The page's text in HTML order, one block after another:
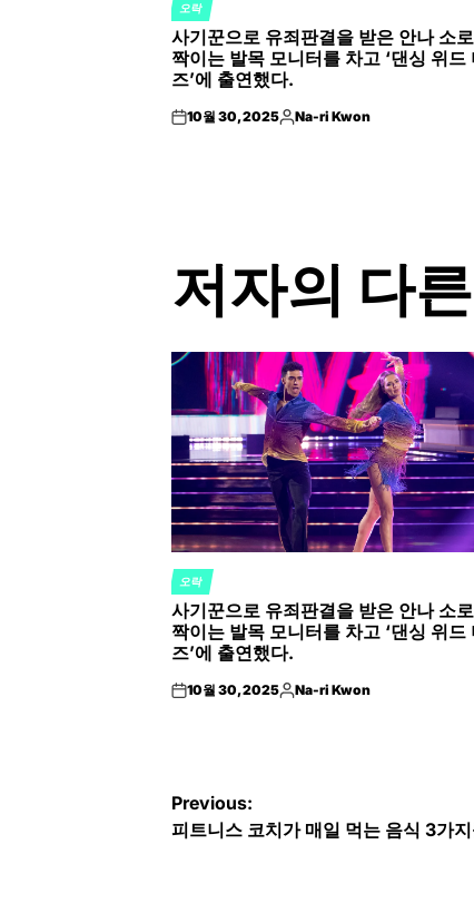
POSTED
IN
오락
사기꾼으로 유죄판결을 받은 안나 소
짝이는 발목 모니터를 차고 ‘댄싱 위드
즈’에 출연했다.
on10월 30, 2025Posted
Na-ri Kwon
저자의 다
POSTED
IN
오락
사기꾼으로 유죄판결을 받은 안나 소
짝이는 발목 모니터를 차고 ‘댄싱 위드
즈’에 출연했다.
on10월 30, 2025Posted
Na-ri Kwon
글
탐
Previous:
피트니스 코치가 매일 먹는 음식 3가